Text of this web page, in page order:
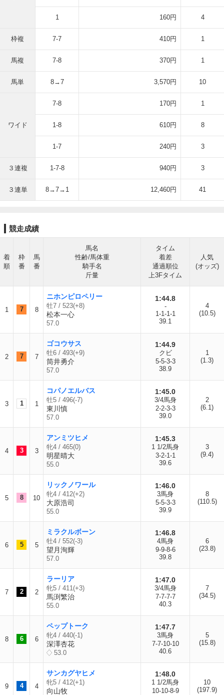
1 160円 4
枠複 7-7 410円 1
馬複 7-8 370円 1
馬単 8→7 3,570円 10
ワイド
7-8 170円 1
1-8 610円 8
1-7 240円 3
３連複 1-7-8 940円 3
３連単 8→7→1 12,460円 41
競走成績
着
順
枠
番
馬
番
馬名
性齢/馬体重
騎手名
斤量
タイム
着差
通過順位
上3Fタイム
人気
(オッズ)
1 7 8
ニホンピロペリー
牡7 / 523(+8)
松本一心
57.0
1:44.8
-
1-1-1-1
39.1
4
(10.5)
2 7 7
ゴコウサス
牡6 / 493(+9)
筒井勇介
57.0
1:44.9
クビ
5-5-3-3
38.9
1
(1.3)
3 1 1
コパノエルバス
牡5 / 496(-7)
東川慎
57.0
1:45.0
3/4馬身
2-2-3-3
39.0
2
(6.1)
4 3 3
アンミツヒメ
牝4 / 465(0)
明星晴大
55.0
1:45.3
1 1/2馬身
3-2-1-1
39.6
3
(9.4)
5 8 10
リックノワール
牝4 / 412(+2)
大原浩司
55.0
1:46.0
3馬身
5-5-3-3
39.9
8
(110.5)
6 5 5
ミラクルボーン
牡4 / 552(-3)
望月洵輝
57.0
1:46.8
4馬身
9-9-8-6
39.8
6
(23.8)
7 2 2
ラーリア
牝5 / 411(+3)
馬渕繁治
55.0
1:47.0
3/4馬身
7-7-7-7
40.3
7
(34.5)
8 6 6
ペップトーク
牝4 / 440(-1)
深澤杏花
53.0
1:47.7
3馬身
7-7-10-10
40.6
5
(15.8)
9 4 4
サンカグヤヒメ
牝5 / 412(+1)
向山牧
1:48.0
1 1/2馬身
10-10-8-9
10
(197.9)